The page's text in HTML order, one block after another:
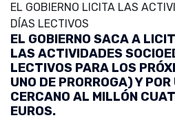
EL GOBIERNO LICITA LAS
DÍAS LECTIVOS
EL GOBIERNO SACA A
LAS ACTIVIDADES
LECTIVOS PARA LOS
UNO DE PRORROGA) Y
CERCANO AL MILLÓN
EUROS.